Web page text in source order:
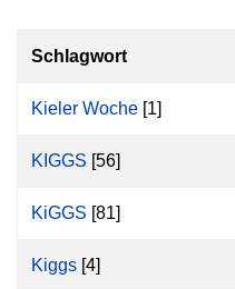
Schlagwort
Kieler Woche [1]
KIGGS [56]
KiGGS [81]
Kiggs [4]